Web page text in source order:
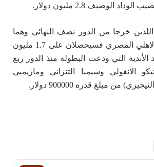
الوصيف 2.8 مليون دولار.
اللذين خرجا من الدور نصف النهائي وهما
الترجي الرياضي والاهلي المصري فسيحصلان على 1.7 مليون
الأندية التي ودعت البطولة منذ الدور ربع
الانغولي وسيمبا التنزاني ومازيمبي
من مبلغ قدره 900000 دولار.